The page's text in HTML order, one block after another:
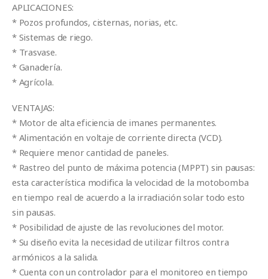
APLICACIONES:
* Pozos profundos, cisternas, norias, etc.
* Sistemas de riego.
* Trasvase.
* Ganadería.
* Agrícola.
VENTAJAS:
* Motor de alta eficiencia de imanes permanentes.
* Alimentación en voltaje de corriente directa (VCD).
* Requiere menor cantidad de paneles.
* Rastreo del punto de máxima potencia (MPPT) sin pausas:
esta característica modifica la velocidad de la motobomba
en tiempo real de acuerdo a la irradiación solar todo esto
sin pausas.
* Posibilidad de ajuste de las revoluciones del motor.
* Su diseño evita la necesidad de utilizar filtros contra
armónicos a la salida.
* Cuenta con un controlador para el monitoreo en tiempo